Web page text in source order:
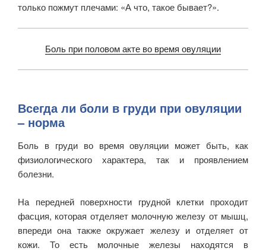
только пожмут плечами: «А что, такое бывает?».
Боль при половом акте во время овуляции
Всегда ли боли в груди при овуляции
– норма
Боль в груди во время овуляции может быть, как
физиологического характера, так и проявлением
болезни.
На передней поверхности грудной клетки проходит
фасция, которая отделяет молочную железу от мышц,
впереди она также окружает железу и отделяет от
кожи. То есть молочные железы находятся в